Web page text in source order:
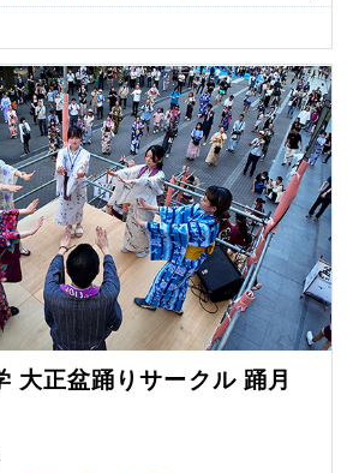
正盆踊りサークル 踊月